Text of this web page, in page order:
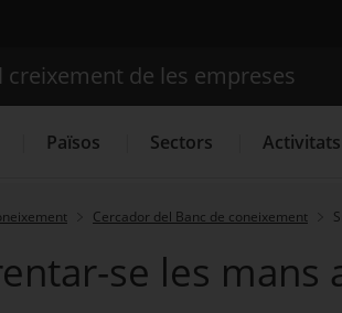
Serveis d'innovació
creixement de les empreses
Països Sectors Activitats
Cercador del Banc de coneixement
se les